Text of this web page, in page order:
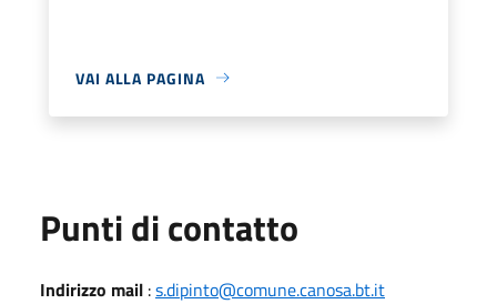
VAI ALLA PAGINA
Punti di contatto
Indirizzo mail :s.dipinto@comune.canosa.bt.it